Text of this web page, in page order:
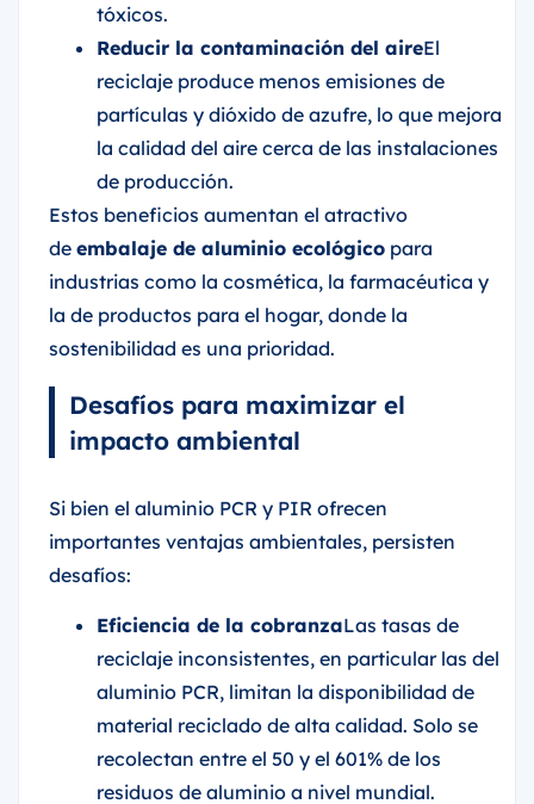
tóxicos.
Reducir la contaminación del aireEl
reciclaje produce menos emisiones de
partículas y dióxido de azufre, lo que mejora
la calidad del aire cerca de las instalaciones
de producción.
Estos beneficios aumentan el atractivo
de embalaje de aluminio ecológico para
industrias como la cosmética, la farmacéutica y
la de productos para el hogar, donde la
sostenibilidad es una prioridad.
Desafíos para maximizar el
impacto ambiental
Si bien el aluminio PCR y PIR ofrecen
importantes ventajas ambientales, persisten
desafíos:
Eficiencia de la cobranzaLas tasas de
reciclaje inconsistentes, en particular las del
aluminio PCR, limitan la disponibilidad de
material reciclado de alta calidad. Solo se
recolectan entre el 50 y el 601% de los
residuos de aluminio a nivel mundial.